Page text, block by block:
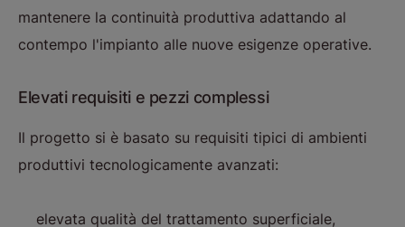
mantenere la continuità produttiva adattando al
contempo l'impianto alle nuove esigenze operative.
Elevati requisiti e pezzi complessi
Il progetto si è basato su requisiti tipici di ambienti
produttivi tecnologicamente avanzati:
elevata qualità del trattamento superficiale,